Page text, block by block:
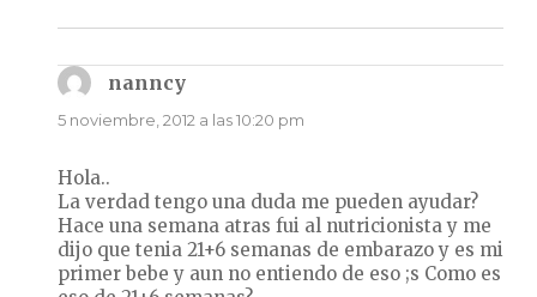
nanncydice:
5 noviembre, 2012 a las 10:20 pm
Hola..
La verdad tengo una duda me pueden ayudar?
Hace una semana atras fui al nutricionista y me
dijo que tenia 21+6 semanas de embarazo y es mi
primer bebe y aun no entiendo de eso ;s Como es